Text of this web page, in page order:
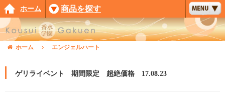
ホーム 商品を探す
ホーム エンジェルハート
ゲリライベント 期間限定 超絶価格 17.08.23